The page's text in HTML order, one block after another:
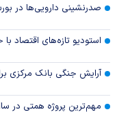
صدرنشینی دارویی‌ها در
استودیو تازه‌های اقتصاد
آرایش جنگی بانک مرکزی
مهم‌ترین پروژه همتی در سال